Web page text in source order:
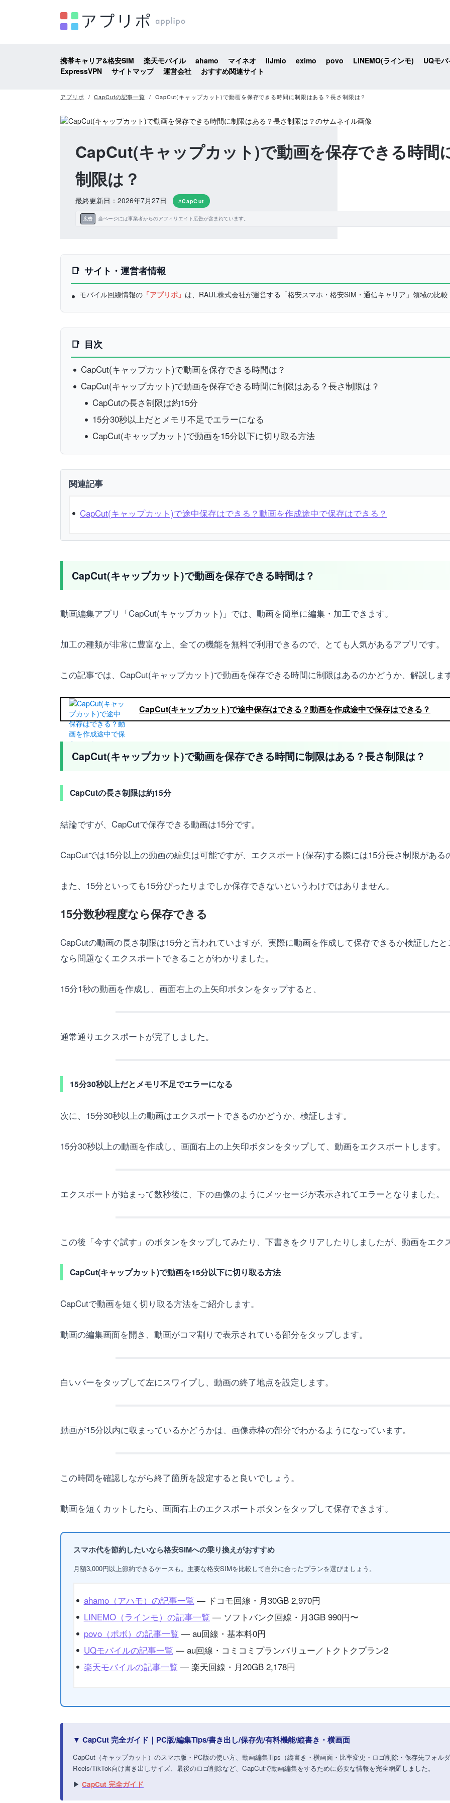
携帯キャリア&格安SIM 楽天モバイル ahamo マイネオ IIJmio eximo povo LINEMO(ラインモ)
UQモ
ExpressVPN
サイトマップ 運営会社 おすすめ関連サイト
アプリポ CapCutの記事一覧 CapCut(キャップカット)で動画を保存できる時間に制限はある？長さ制限は？
CapCut(キャップカット)で動画を保存できる時間
制限は？
最終更新日：2026年7月27日 #CapCut
広告 当ページには事業者からのアフィリエイト広告が含まれています。
サイト・運営者情報
モバイル回線情報の 「アプリポ」 は、RAUL株式会社が運営する「格安スマホ・格安SIM・通信キャリア」領域の比
目次
CapCut(キャップカット)で動画を保存できる時間は？
CapCut(キャップカット)で動画を保存できる時間に制限はある？長さ制限は？
CapCutの長さ制限は約15分
15分30秒以上だとメモリ不足でエラーになる
CapCut(キャップカット)で動画を15分以下に切り取る方法
関連記事
CapCut(キャップカット)で途中保存はできる？動画を作成途中で保存はできる？
CapCut(キャップカット)で動画を保存できる時間は？
動画編集アプリ「CapCut(キャップカット)」では、動画を簡単に編集・加工できます。
加工の種類が非常に豊富な上、全ての機能を無料で利用できるので、とても人気があるアプリです。
この記事では、CapCut(キャップカット)で動画を保存できる時間に制限はあるのかどうか、解説しま
CapCut(キャップカット)で途中保存はできる？動画を作成途中で保存はできる？
CapCut(キャップカット)で動画を保存できる時間に制限はある？長さ制限は？
CapCutの長さ制限は約15分
結論ですが、CapCutで保存できる動画は15分です。
CapCutでは15分以上の動画の編集は可能ですが、エクスポート(保存)する際には15分長さ制限があ
また、15分といっても15分ぴったりまでしか保存できないというわけではありません。
15分数秒程度なら保存できる
CapCutの動画の長さ制限は15分と言われていますが、実際に動画を作成して保存できるか検証した
なら問題なくエクスポートできることがわかりました。
15分1秒の動画を作成し、画面右上の上矢印ボタンをタップすると、
通常通りエクスポートが完了しました。
15分30秒以上だとメモリ不足でエラーになる
次に、15分30秒以上の動画はエクスポートできるのかどうか、検証します。
15分30秒以上の動画を作成し、画面右上の上矢印ボタンをタップして、動画をエクスポートします。
エクスポートが始まって数秒後に、下の画像のようにメッセージが表示されてエラーとなりました。
この後「今すぐ試す」のボタンをタップしてみたり、下書きをクリアしたりしましたが、動画をエ
CapCut(キャップカット)で動画を15分以下に切り取る方法
CapCutで動画を短く切り取る方法をご紹介します。
動画の編集画面を開き、動画がコマ割りで表示されている部分をタップします。
白いバーをタップして左にスワイプし、動画の終了地点を設定します。
動画が15分以内に収まっているかどうかは、画像赤枠の部分でわかるようになっています。
この時間を確認しながら終了箇所を設定すると良いでしょう。
動画を短くカットしたら、画面右上のエクスポートボタンをタップして保存できます。
スマホ代を節約したいなら格安SIMへの乗り換えがおすすめ
月額3,000円以上節約できるケースも。主要な格安SIMを比較して自分に合ったプランを選びましょう。
ahamo（アハモ）の記事一覧 — ドコモ回線・月30GB 2,970円
LINEMO（ラインモ）の記事一覧 — ソフトバンク回線・月3GB 990円〜
povo（ポボ）の記事一覧 — au回線・基本料0円
UQモバイルの記事一覧 — au回線・コミコミプランバリュー／トクトクプラン2
楽天モバイルの記事一覧 — 楽天回線・月20GB 2,178円
▼ CapCut 完全ガイド｜PC版/編集Tips/書き出し/保存先/有料機能/縦書き・横画面
CapCut（キャップカット）のスマホ版・PC版の使い方、動画編集Tips（縦書き・横画面・比率変更・ロゴ削除・保存先フォル
Reels/TikTok向け書き出しサイズ、最後のロゴ削除など、CapCutで動画編集をするために必要な情報を完全網羅しました。
▶ CapCut 完全ガイド